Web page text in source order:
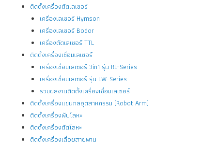
ติดตั้งเครื่องตัดเลเซอร์
เครื่องเลเซอร์ Hymson
เครื่องเลเซอร์ Bodor
เครื่องตัดเลเซอร์ TTL
ติดตั้งเครื่องเชื่อมเลเซอร์
เครื่องเชื่อมเลเซอร์ 3in1 รุ่น RL-Series
เครื่องเชื่อมเลเซอร์ รุ่น LW-Series
รวมผลงานติดตั้งเครื่องเชื่อมเลเซอร์
ติดตั้งเครื่องแขนกลอุตสาหกรรม (Robot Arm)
ติดตั้งเครื่องพับโลหะ
ติดตั้งเครื่องตัดโลหะ
ติดตั้งเครื่องเลื่อยสายพาน